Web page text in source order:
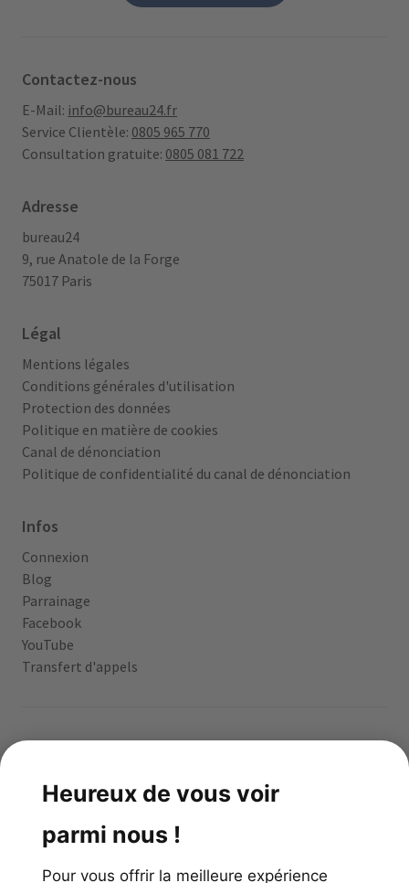
Contactez-nous
E-Mail: info@bureau24.fr
Service Clientèle: 0805 965 770
Consultation gratuite: 0805 081 722
Adresse
bureau24
9, rue Anatole de la Forge
75017 Paris
Légal
Mentions légales
Conditions générales d'utilisation
Protection des données
Politique en matière de cookies
Canal de dénonciation
Politique de confidentialité du canal de dénonciation
Infos
Connexion
Blog
Parrainage
Facebook
YouTube
Transfert d'appels